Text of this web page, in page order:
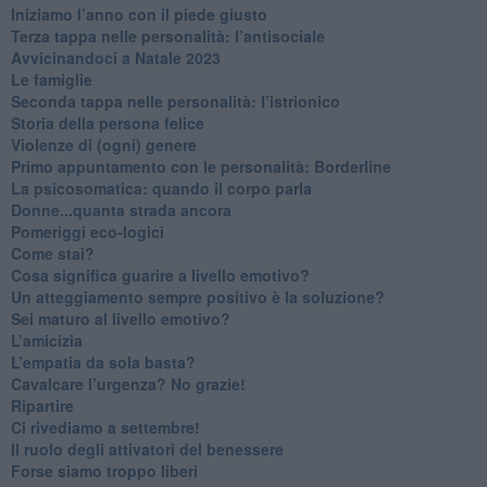
​Iniziamo l’anno con il piede giusto
​Terza tappa nelle personalità: l’antisociale
​Avvicinandoci a Natale 2023
Le famiglie
Seconda tappa nelle personalità: l’istrionico
​Storia della persona felice
Violenze di (ogni) genere
​Primo appuntamento con le personalità: Borderline
La psicosomatica: quando il corpo parla
Donne...quanta strada ancora
​Pomeriggi eco-logici
​Come stai?
Cosa significa guarire a livello emotivo?
​Un atteggiamento sempre positivo è la soluzione?
​Sei maturo al livello emotivo?
​L’amicizia
​L’empatia da sola basta?
​Cavalcare l’urgenza? No grazie!
Ripartire
​Ci rivediamo a settembre!
​Il ruolo degli attivatori del benessere
​Forse siamo troppo liberi